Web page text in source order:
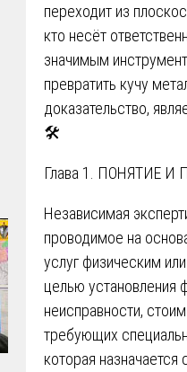
переходит из
кто несёт
значимым
превратить кучу
доказательство,
🛠️
Глава 1. ПОНЯТИЕ
Независимая
проводимое на
услуг физическим
целью установления
неисправности,
требующих
которая